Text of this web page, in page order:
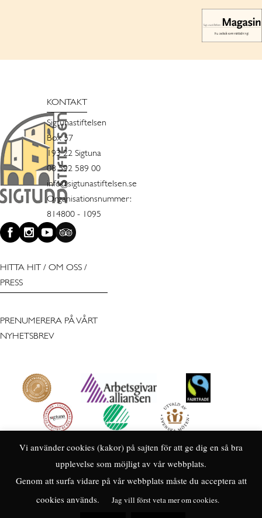
KONTAKT
Sigtunastiftelsen
Box 57
193 22 Sigtuna
08 592 589 00
info@sigtunastiftelsen.se
Organisationsnummer:
814800 - 1095
HITTA HIT / OM OSS /
PRESS
PRENUMERERA PÅ VÅRT
NYHETSBREV
Vi använder cookies (kakor) på sajten för att ge dig en så bra
upplevelse som möjligt av vår webbplats.
Genom att surfa vidare på vår webbplats måste du acceptera att
cookies används.
Jag vill först veta mer om cookies.